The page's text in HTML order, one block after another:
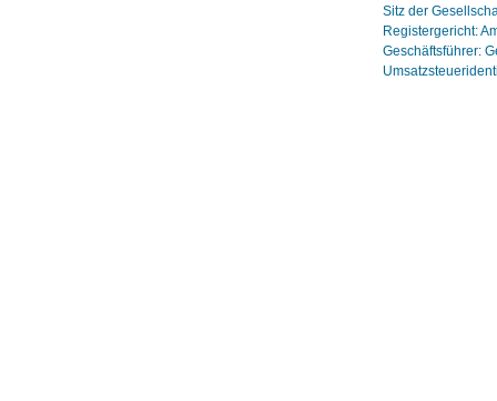
Sitz der
Registergericht:
Geschäftsführer: